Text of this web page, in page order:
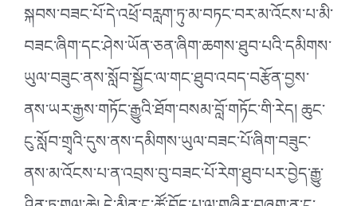
སྐབས་བཟང་པོ་དེ་འཕྲོ་བརླག་ཏུ་མ་བཏང་བར་མ་འོངས་པ་མི་
བཟང་ཞིག་དང་ཤེས་ཡོན་ཅན་ཞིག་ཆགས་ཐུབ་པའི་དམིགས་
ཡུལ་བཟུང་ནས་སློབ་སྦྱོང་ལ་གང་ཐུབ་འབད་བརྩོན་བྱས་
ནས་ཡར་རྒྱས་གཏོང་རྒྱུའི་ཐོག་བསམ་བློ་གཏོང་གི་རེད། ཆུང་
ངུ་སློབ་གྲྭའི་དུས་ནས་དམིགས་ཡུལ་བཟང་པོ་ཞིག་བཟུང་
ནས་མ་འོངས་པ་ན་འབྲས་བུ་བཟང་པོ་རེག་ཐུབ་པར་བྱེད་རྒྱུ་